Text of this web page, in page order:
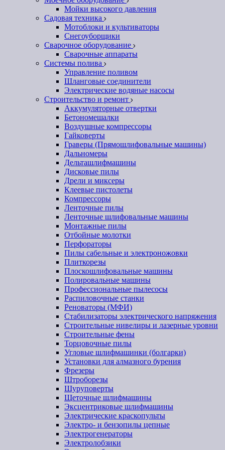
Мойки высокого давления
Садовая техника
Мотоблоки и культиваторы
Снегоуборщики
Сварочное оборудование
Сварочные аппараты
Системы полива
Управление поливом
Шланговые соединители
Электрические водяные насосы
Строительство и ремонт
Аккумуляторные отвертки
Бетономешалки
Воздушные компрессоры
Гайковерты
Граверы (Прямошлифовальные машины)
Дальномеры
Дельташлифмашины
Дисковые пилы
Дрели и миксеры
Клеевые пистолеты
Компрессоры
Ленточные пилы
Ленточные шлифовальные машины
Монтажные пилы
Отбойные молотки
Перфораторы
Пилы сабельные и электроножовки
Плиткорезы
Плоскошлифовальные машины
Полировальные машины
Профессиональные пылесосы
Распиловочные станки
Реноваторы (МФИ)
Стабилизаторы электрического напряжения
Строительные нивелиры и лазерные уровни
Строительные фены
Торцовочные пилы
Угловые шлифмашинки (болгарки)
Установки для алмазного бурения
Фрезеры
Штроборезы
Шуруповерты
Щеточные шлифмашины
Эксцентриковые шлифмашины
Электрические краскопульты
Электро- и бензопилы цепные
Электрогенераторы
Электролобзики